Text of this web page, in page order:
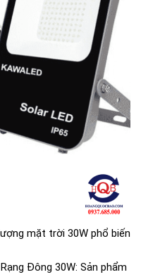
mặt trời 30W phổ biến
Đông 30W: Sản phẩm